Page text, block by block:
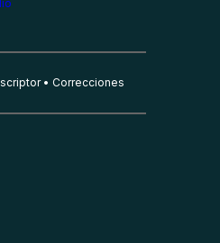
Correcciones